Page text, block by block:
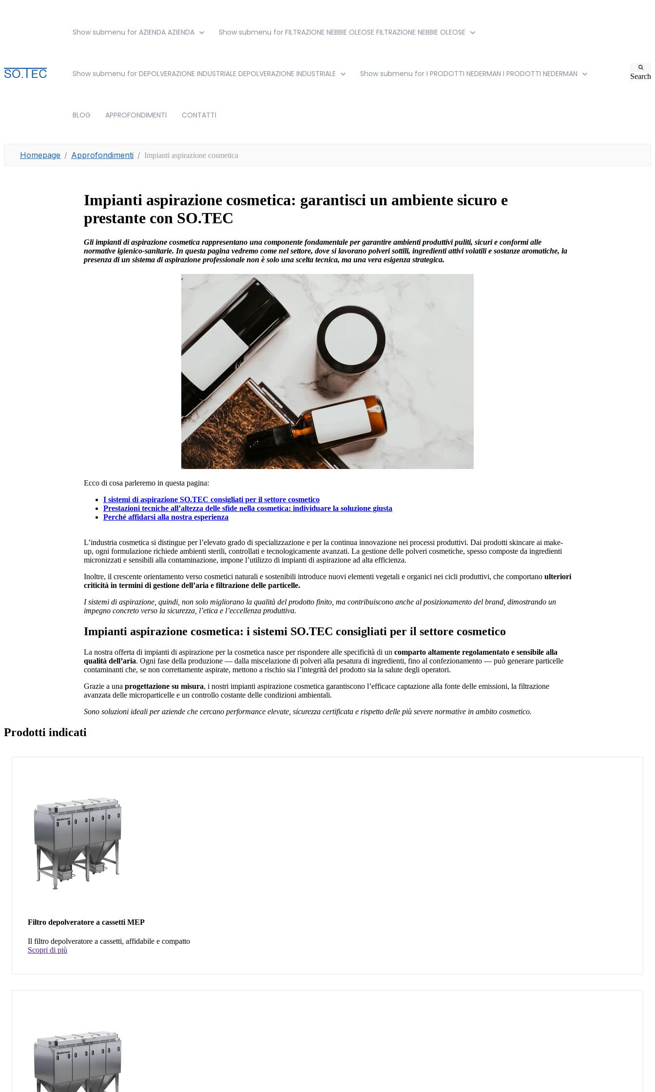
Show submenu for AZIENDA AZIENDA Show submenu for FILTRAZIONE NEBBIE OLEOSE FILTRAZIONE NEBBIE OLEOSE
Show submenu for DEPOLVERAZIONE INDUSTRIALE DEPOLVERAZIONE INDUSTRIALE Show submenu for I PRODOTTI NEDERMAN I PRODOTTI NEDERMAN
BLOG APPROFONDIMENTI CONTATTI
Search
Homepage Approfondimenti Impianti aspirazione cosmetica
Impianti aspirazione cosmetica: garantisci un ambiente sicuro e
prestante con SO.TEC
Gli impianti di aspirazione cosmetica rappresentano una componente fondamentale per garantire ambienti produttivi puliti, sicuri e conformi alle
normative igienico-sanitarie. In questa pagina vedremo come nel settore, dove si lavorano polveri sottili, ingredienti attivi volatili e sostanze aromatiche, la
presenza di un sistema di aspirazione professionale non è solo una scelta tecnica, ma una vera esigenza strategica.
Ecco di cosa parleremo in questa pagina:
I sistemi di aspirazione SO.TEC consigliati per il settore cosmetico
Prestazioni tecniche all’altezza delle sfide nella cosmetica: individuare la soluzione giusta
Perché affidarsi alla nostra esperienza
L’industria cosmetica si distingue per l’elevato grado di specializzazione e per la continua innovazione nei processi produttivi. Dai prodotti skincare ai make-
up, ogni formulazione richiede ambienti sterili, controllati e tecnologicamente avanzati. La gestione delle polveri cosmetiche, spesso composte da ingredienti
micronizzati e sensibili alla contaminazione, impone l’utilizzo di impianti di aspirazione ad alta efficienza.
Inoltre, il crescente orientamento verso cosmetici naturali e sostenibili introduce nuovi elementi vegetali e organici nei cicli produttivi, che comportano ulteriori
criticità in termini di gestione dell’aria e filtrazione delle particelle.
I sistemi di aspirazione, quindi, non solo migliorano la qualità del prodotto finito, ma contribuiscono anche al posizionamento del brand, dimostrando un
impegno concreto verso la sicurezza, l’etica e l’eccellenza produttiva.
Impianti aspirazione cosmetica: i sistemi SO.TEC consigliati per il settore cosmetico
La nostra offerta di impianti di aspirazione per la cosmetica nasce per rispondere alle specificità di un comparto altamente regolamentato e sensibile alla
qualità dell’aria. Ogni fase della produzione — dalla miscelazione di polveri alla pesatura di ingredienti, fino al confezionamento — può generare particelle
contaminanti che, se non correttamente aspirate, mettono a rischio sia l’integrità del prodotto sia la salute degli operatori.
Grazie a una progettazione su misura, i nostri impianti aspirazione cosmetica garantiscono l’efficace captazione alla fonte delle emissioni, la filtrazione
avanzata delle microparticelle e un controllo costante delle condizioni ambientali.
Sono soluzioni ideali per aziende che cercano performance elevate, sicurezza certificata e rispetto delle più severe normative in ambito cosmetico.
Prodotti indicati
Filtro depolveratore a cassetti MEP
Il filtro depolveratore a cassetti, affidabile e compatto
Scopri di più